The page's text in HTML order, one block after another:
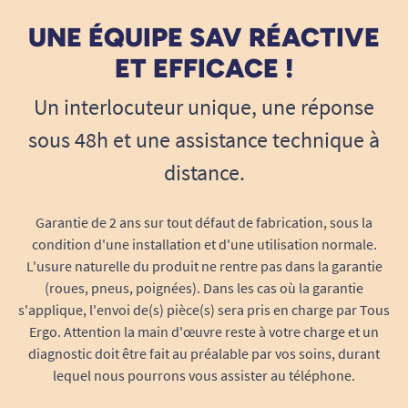
pour les personnes malentendantes, leur
permettant de recevoir et d’émettre des
appels sans aucune difficulté.
Compatibilité avec les appareils auditifs
Ce téléphone est compatible avec les
appareils auditifs via le mode T. Cette
fonctionnalité assure une qualité sonore
des conversations claires et fluides.
Mode mains libres pour une utilisation
simplifiée
Le haut-parleur intégré permet de passer et
de recevoir des appels en mode mains
libres, laissant les utilisateurs libres de
UNE ÉQUIPE SAV RÉACTIVE
ET EFFICACE !
Un interlocuteur unique, une réponse
sous 48h et une assistance technique à
distance.
Garantie de 2 ans sur tout défaut de fabrication, sous la
condition d'une installation et d'une utilisation normale.
L'usure naturelle du produit ne rentre pas dans la garantie
(roues, pneus, poignées). Dans les cas où la garantie
s'applique, l'envoi de(s) pièce(s) sera pris en charge par Tous
Ergo. Attention la main d'œuvre reste à votre charge et un
diagnostic doit être fait au préalable par vos soins, durant
lequel nous pourrons vous assister au téléphone.